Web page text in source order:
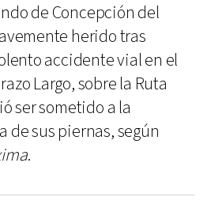
de Concepción del
herido tras
accidente vial en el
Largo, sobre la Ruta
ser sometido a la
de sus piernas, según
.